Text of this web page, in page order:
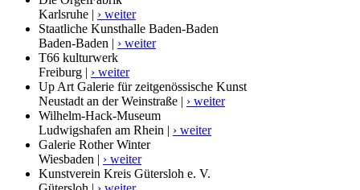
Karlsruhe | › weiter
Staatliche Kunsthalle Baden-Baden
Baden-Baden | › weiter
T66 kulturwerk
Freiburg | › weiter
Up Art Galerie für zeitgenössische Kunst
Neustadt an der Weinstraße | › weiter
Wilhelm-Hack-Museum
Ludwigshafen am Rhein | › weiter
Galerie Rother Winter
Wiesbaden | › weiter
Kunstverein Kreis Gütersloh e. V.